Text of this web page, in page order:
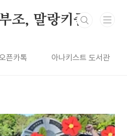
조, 말랑키즘
픈카톡 아나키스트 도서관